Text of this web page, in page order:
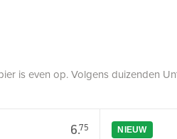
is even op. Volgens duizenden
6.75 NIEUW